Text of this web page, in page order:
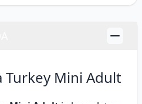
Turkey Mini Adult